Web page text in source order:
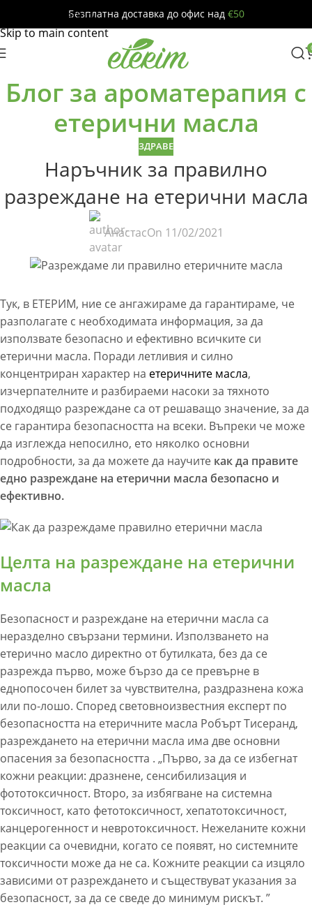
Skip to navigation
Skip to main content
Безплатна доставка до офис над €50
Блог за ароматерапия с
етерични масла
ЗДРАВЕ
Наръчник за правилно
разреждане на етерични масла
АнастасOn 11/02/2021
Тук, в ЕТЕРИМ, ние се ангажираме да гарантираме, че
разполагате с необходимата информация, за да
използвате безопасно и ефективно всичките си
етерични масла. Поради летливия и силно
концентриран характер на етеричните масла,
изчерпателните и разбираеми насоки за тяхното
подходящо разреждане са от решаващо значение, за да
се гарантира безопасността на всеки. Въпреки че може
да изглежда непосилно, ето няколко основни
подробности, за да можете да научите как да правите
едно разреждане на етерични масла безопасно и
ефективно.
Целта на разреждане на етерични
масла
Безопасност и разреждане на етерични масла са
неразделно свързани термини. Използването на
етерично масло директно от бутилката, без да се
разрежда първо, може бързо да се превърне в
еднопосочен билет за чувствителна, раздразнена кожа
или по-лошо. Според световноизвестния експерт по
безопасността на етеричните масла Робърт Тисеранд,
разреждането на етерични масла има две основни
опасения за безопасността . „Първо, за да се избегнат
кожни реакции: дразнене, сенсибилизация и
фототоксичност. Второ, за избягване на системна
токсичност, като фетотоксичност, хепатотоксичност,
канцерогенност и невротоксичност. Нежеланите кожни
реакции са очевидни, когато се появят, но системните
токсичности може да не са. Кожните реакции са изцяло
зависими от разреждането и съществуват указания за
безопасност, за да се сведе до минимум рискът. ”